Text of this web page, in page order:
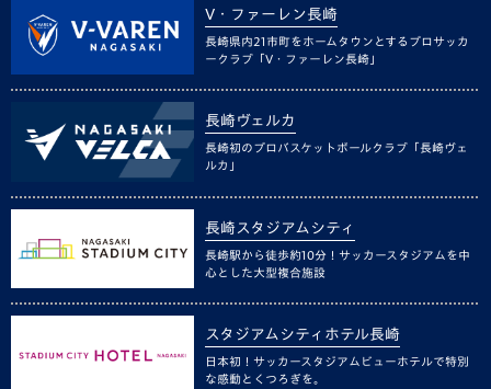
V・ファーレン長崎
長崎県内21市町をホームタウンとするプロサッカ
ークラブ「V・ファーレン長崎」
長崎ヴェルカ
長崎初のプロバスケットボールクラブ「長崎ヴェ
ルカ」
長崎スタジアムシティ
長崎駅から徒歩約10分！サッカースタジアムを中
心とした大型複合施設
スタジアムシティホテル長崎
日本初！サッカースタジアムビューホテルで特別
な感動とくつろぎを。